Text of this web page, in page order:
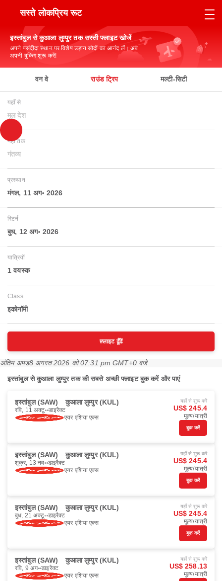
सस्ते लोकप्रिय रूट
इस्तांबुल से कुआला लुम्पुर तक सस्ती फ्लाइट खोजें
अपने पसंदीदा स्थान पर विशेष उड़ान सौदों का आनंद लें। अब
अपनी बुकिंग शुरू करें!
वन वे राउंड ट्रिप मल्टी-सिटी
यहाँ से
मूल देश
यहाँ तक
गंतव्य
प्रस्थान
मंगल, 11 अग॰ 2026
रिटर्न
बुध, 12 अग॰ 2026
यात्रियों
1 वयस्‍क
Class
इकोनॉमी
फ़्लाइट ढूँढें
अंतिम अपड8 अगस्त 2026 को 07:31 pm GMT+0 बजे
इस्तांबुल से कुआला लुम्पुर तक की सबसे अच्छी फ्लाइट बुक करें और पाएं
इस्तांबुल (SAW) कुआला लुम्पुर (KUL)
रवि, 11 अक्टू॰ डाइरैक्ट
एयर एशिया एक्स
यहाँ से शुरू करें
US$ 245.4
मूल्य/यात्री
बुक करें
इस्तांबुल (SAW) कुआला लुम्पुर (KUL)
शुक्र, 13 नव॰ डाइरैक्ट
एयर एशिया एक्स
यहाँ से शुरू करें
US$ 245.4
मूल्य/यात्री
बुक करें
इस्तांबुल (SAW) कुआला लुम्पुर (KUL)
बुध, 21 अक्टू॰ डाइरैक्ट
एयर एशिया एक्स
यहाँ से शुरू करें
US$ 245.4
मूल्य/यात्री
बुक करें
इस्तांबुल (SAW) कुआला लुम्पुर (KUL)
रवि, 9 अग॰ डाइरैक्ट
एयर एशिया एक्स
यहाँ से शुरू करें
US$ 258.13
मूल्य/यात्री